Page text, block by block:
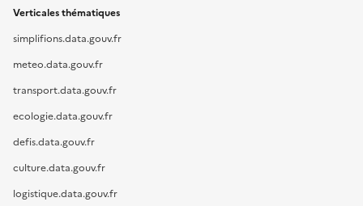
Verticales thématiques
simplifions.data.gouv.fr
meteo.data.gouv.fr
transport.data.gouv.fr
ecologie.data.gouv.fr
defis.data.gouv.fr
culture.data.gouv.fr
logistique.data.gouv.fr